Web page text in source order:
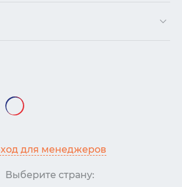
для менеджеров
Выберите страну: